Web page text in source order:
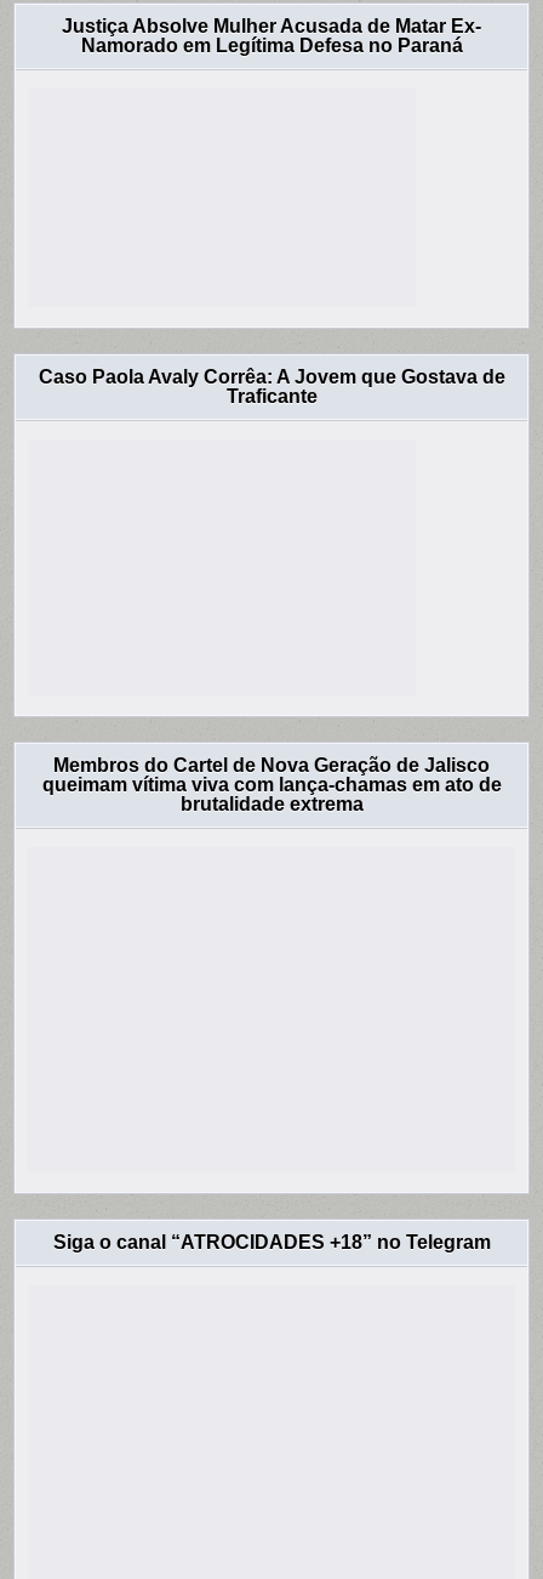
Justiça Absolve Mulher Acusada de Matar Ex-
Namorado em Legítima Defesa no Paraná
Caso Paola Avaly Corrêa: A Jovem que Gostava de
Traficante
Membros do Cartel de Nova Geração de Jalisco
queimam vítima viva com lança-chamas em ato de
brutalidade extrema
Siga o canal “ATROCIDADES +18” no Telegram